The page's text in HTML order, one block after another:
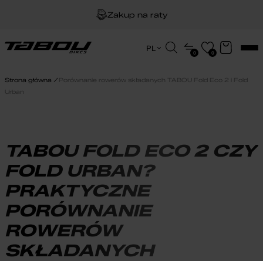
Zakup na raty
Dożywotnia gwarancja na ramę
PL
HU
Wyszukiwarka
produktów
0 0
Strona główna
Porównanie rowerów składanych TABOU Fold Eco 2 i Fold
Urban
TABOU FOLD ECO 2 CZY
FOLD URBAN?
PRAKTYCZNE
PORÓWNANIE
ROWERÓW
SKŁADANYCH